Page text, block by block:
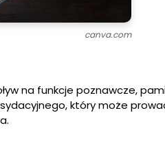
canva.com
na funkcje poznawcze,
który może